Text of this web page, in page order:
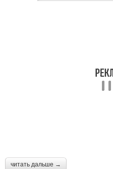
читать дальше →